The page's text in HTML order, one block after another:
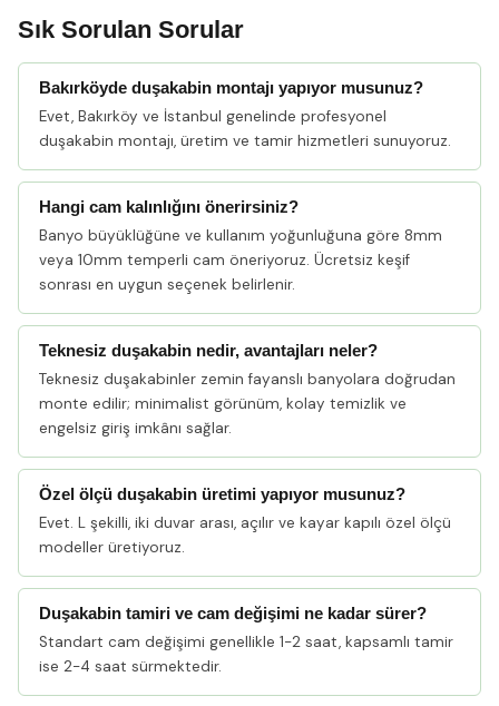
Sık Sorulan Sorular
Bakırköyde duşakabin montajı yapıyor musunuz?
Evet, Bakırköy ve İstanbul genelinde profesyonel
duşakabin montajı, üretim ve tamir hizmetleri sunuyoruz.
Hangi cam kalınlığını önerirsiniz?
Banyo büyüklüğüne ve kullanım yoğunluğuna göre 8mm
veya 10mm temperli cam öneriyoruz. Ücretsiz keşif
sonrası en uygun seçenek belirlenir.
Teknesiz duşakabin nedir, avantajları neler?
Teknesiz duşakabinler zemin fayanslı banyolara doğrudan
monte edilir; minimalist görünüm, kolay temizlik ve
engelsiz giriş imkânı sağlar.
Özel ölçü duşakabin üretimi yapıyor musunuz?
Evet. L şekilli, iki duvar arası, açılır ve kayar kapılı özel ölçü
modeller üretiyoruz.
Duşakabin tamiri ve cam değişimi ne kadar sürer?
Standart cam değişimi genellikle 1-2 saat, kapsamlı tamir
ise 2-4 saat sürmektedir.